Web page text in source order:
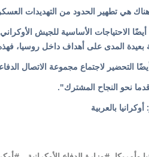
هناك هي تطهير الحدود من التهديدات
أيضًا الاحتياجات الأساسية للجيش
بعيدة المدى على أهداف داخل روسيا،
التحضير لاجتماع مجموعة الاتصال
نحو النجاح المشترك".
بالعربية